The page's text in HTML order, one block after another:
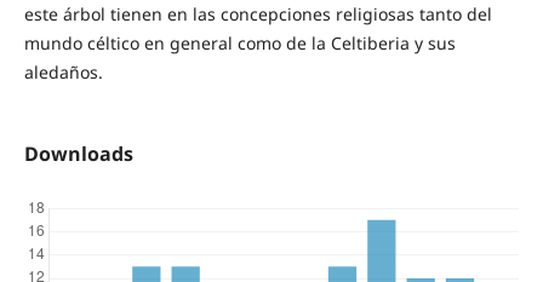
este árbol tienen en las concepciones religiosas tanto del
mundo céltico en general como de la Celtiberia y sus
aledaños.
Downloads